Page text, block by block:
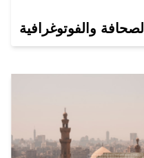
الصحافة والفوتوغرافية